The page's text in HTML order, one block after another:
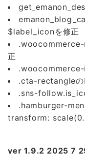
$label_iconを修正
.woocommerce-
正
.woocommerce-
.cta-rectangle
.sns-
.hamburger-
transform:
ver 1.9.2 2025 7